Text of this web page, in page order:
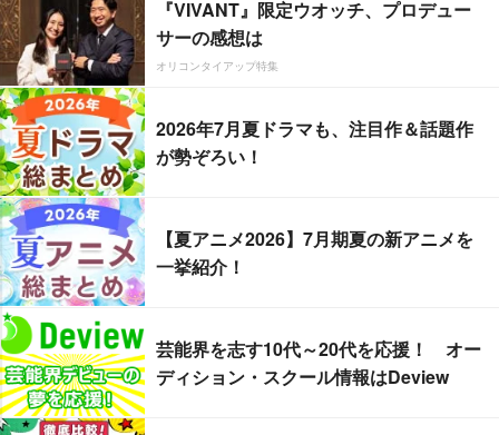
『VIVANT』限定ウオッチ、プロデュー
サーの感想は
オリコンタイアップ特集
2026年7月夏ドラマも、注目作＆話題作
が勢ぞろい！
【夏アニメ2026】7月期夏の新アニメを
一挙紹介！
芸能界を志す10代～20代を応援！ オー
ディション・スクール情報はDeview